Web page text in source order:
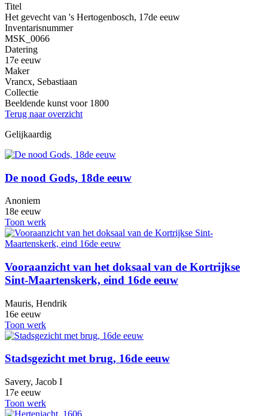
Titel
Het gevecht van 's Hertogenbosch, 17de eeuw
Inventarisnummer
MSK_0066
Datering
17e eeuw
Maker
Vrancx, Sebastiaan
Collectie
Beeldende kunst voor 1800
Terug naar overzicht
Gelijkaardig
De nood Gods, 18de eeuw
Anoniem
18e eeuw
Toon werk
Vooraanzicht van het doksaal van de Kortrijkse
Sint-Maartenskerk, eind 16de eeuw
Mauris, Hendrik
16e eeuw
Toon werk
Stadsgezicht met brug, 16de eeuw
Savery, Jacob I
17e eeuw
Toon werk